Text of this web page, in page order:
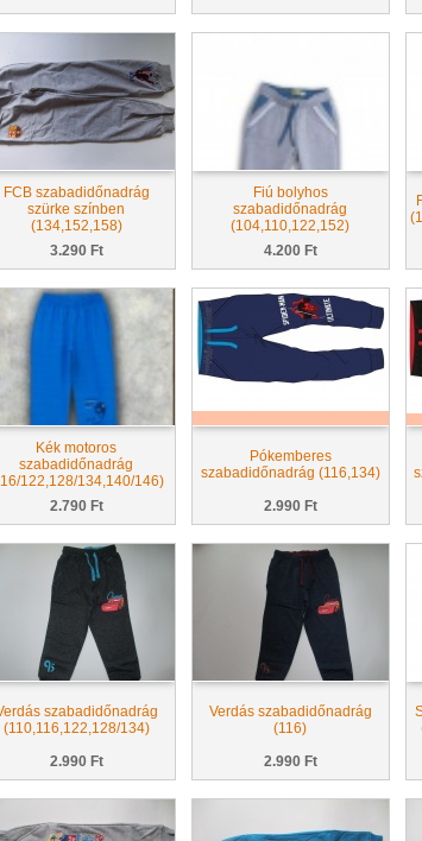
FCB szabadidőnadrág
szürke színben
(134,152,158)
3.290 Ft
Fiú bolyhos
szabadidőnadrág
(104,110,122,152)
4.200 Ft
Kék motoros
szabadidőnadrág
122,128/134,140/146)
2.790 Ft
Pókemberes
szabadidőnadrág (116,134)
2.990 Ft
szabadidőnadrág
(110,116,122,128/134)
2.990 Ft
Verdás szabadidőnadrág
(116)
2.990 Ft